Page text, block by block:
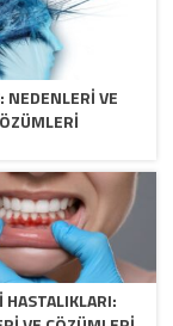
NEDENLERI VE
HASTALIKLARI: